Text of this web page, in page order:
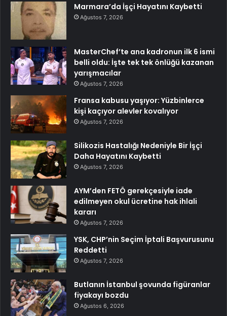
Marmara’da İşçi Hayatını Kaybetti
Ağustos 7, 2026
MasterChef’te ana kadronun ilk 6 ismi
belli oldu: İşte tek tek önlüğü kazanan
yarışmacılar
Ağustos 7, 2026
Fransa kabusu yaşıyor: Yüzbinlerce
kişi kaçıyor alevler kovalıyor
Ağustos 7, 2026
Silikozis Hastalığı Nedeniyle Bir İşçi
Daha Hayatını Kaybetti
Ağustos 7, 2026
AYM’den FETÖ gerekçesiyle iade
edilmeyen okul ücretine hak ihlali
kararı
Ağustos 7, 2026
YSK, CHP’nin Seçim İptali Başvurusunu
Reddetti
Ağustos 7, 2026
Butlanın İstanbul şovunda figüranlar
fiyakayı bozdu
Ağustos 6, 2026